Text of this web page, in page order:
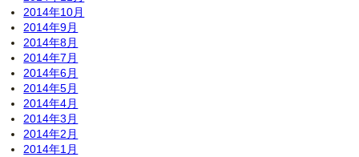
2014年10月
2014年9月
2014年8月
2014年7月
2014年6月
2014年5月
2014年4月
2014年3月
2014年2月
2014年1月